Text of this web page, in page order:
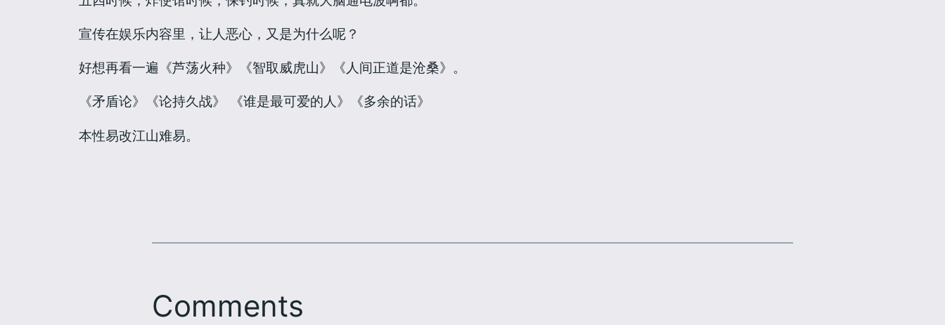
宣传在娱乐内容里，让人恶心，又是为什么呢？
好想再看一遍《芦荡火种》《智取威虎山》《人间正道是沧桑》。
《矛盾论》《论持久战》 《谁是最可爱的人》《多余的话》
本性易改江山难易。
Comments